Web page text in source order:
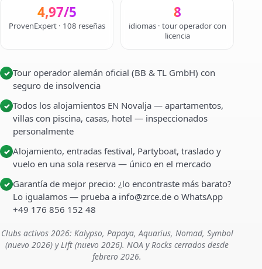
4,97/5
ProvenExpert · 108 reseñas
8
idiomas · tour operador con
licencia
✓ Tour operador alemán oficial (BB & TL GmbH) con
seguro de insolvencia
✓ Todos los alojamientos EN Novalja — apartamentos,
villas con piscina, casas, hotel — inspeccionados
personalmente
✓ Alojamiento, entradas festival, Partyboat, traslado y
vuelo en una sola reserva — único en el mercado
✓ Garantía de mejor precio: ¿lo encontraste más barato?
Lo igualamos — prueba a info@zrce.de o WhatsApp
+49 176 856 152 48
Clubs activos 2026: Kalypso, Papaya, Aquarius, Nomad, Symbol
(nuevo 2026) y Lift (nuevo 2026). NOA y Rocks cerrados desde
febrero 2026.